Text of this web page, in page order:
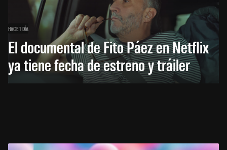
HACE 1 DÍA
El documental de Fito Páez en Netflix
ya tiene fecha de estreno y tráiler